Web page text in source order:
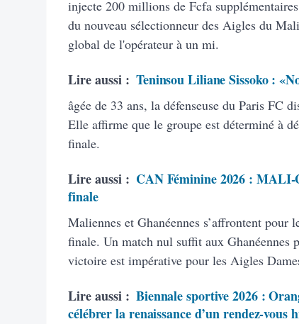
injecte 200 millions de Fcfa
du nouveau sélectionneur des Aigles du
global de l'opérateur à un mi.
Lire aussi : Teninsou Liliane Sissoko :
âgée de 33 ans, la défenseuse du Paris FC
Elle affirme que le groupe est déterminé à
finale.
Lire aussi : CAN Féminine 2026 :
finale
Maliennes et Ghanéennes s’affrontent
finale. Un match nul suffit aux Ghanéennes
victoire est impérative pour les Aigles
Lire aussi : Biennale sportive 2026 :
célébrer la renaissance d’un rendez-vous